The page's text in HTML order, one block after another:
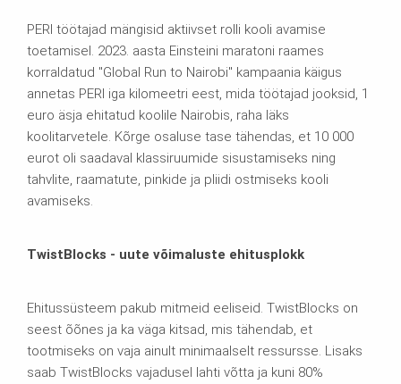
PERI töötajad mängisid aktiivset rolli kooli avamise
toetamisel. 2023. aasta Einsteini maratoni raames
korraldatud "Global Run to Nairobi" kampaania käigus
annetas PERI iga kilomeetri eest, mida töötajad jooksid, 1
euro äsja ehitatud koolile Nairobis, raha läks
koolitarvetele. Kõrge osaluse tase tähendas, et 10 000
eurot oli saadaval klassiruumide sisustamiseks ning
tahvlite, raamatute, pinkide ja pliidi ostmiseks kooli
avamiseks.
TwistBlocks - uute võimaluste ehitusplokk
Ehitussüsteem pakub mitmeid eeliseid. TwistBlocks on
seest õõnes ja ka väga kitsad, mis tähendab, et
tootmiseks on vaja ainult minimaalselt ressursse. Lisaks
saab TwistBlocks vajadusel lahti võtta ja kuni 80%